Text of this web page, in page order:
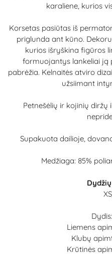
karaliene, kurios
Korsetas pasiūtas iš
priglunda ant kūno.
kurios išryškina figūros
formuojantys lankeliai ją
pabrėžia. Kelnaitės atviro
užsiimant
Petnešėlių ir kojinių
Supakuota dailioje,
Medžiaga: 85%
Liemens
Klubų
Krūtinės